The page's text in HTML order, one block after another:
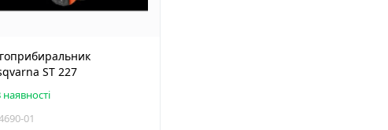
ST 227
наявності
01